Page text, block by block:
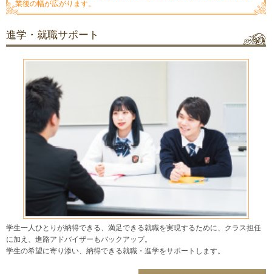
業後の幅が広がります。
進学・就職サポート
学生一人ひとりが納得できる、満足できる就職を実現するために、クラス担任
に加え、進路アドバイザーもバックアップ。
学生の希望に寄り添い、納得できる就職・進学をサポートします。